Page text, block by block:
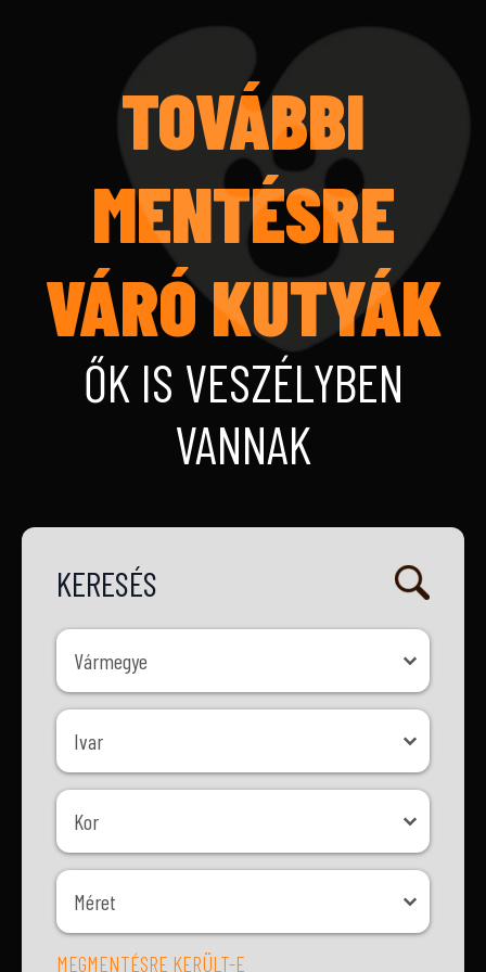
TOVÁBBI
MENTÉSRE
VÁRÓ KUTYÁK
ŐK IS VESZÉLYBEN
VANNAK
KERESÉS
Vármegye
Vármegye
Ivar
Ivar
Kor
Kor
Méret
Méret
MEGMENTÉSRE KERÜLT-E